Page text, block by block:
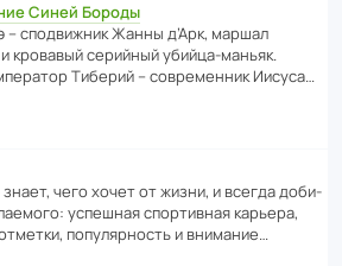
Синей Бороды
– спод­ви­жник Жанны д’Арк, маршал
кровавый серийный убийца-маньяк.
Тиберий – совре­менник Иисуса…
чего хочет от жизни, и всегда доби­
успе­шная спор­ти­вная карьера,
попу­ля­р­ность и внимание…